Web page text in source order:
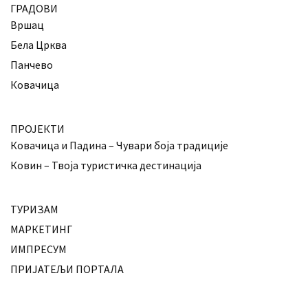
ГРАДОВИ
Вршац
Бела Црква
Панчево
Ковачица
ПРОЈЕКТИ
Ковачица и Падина – Чувари боја традиције
Ковин – Твоја туристичка дестинација
ТУРИЗАМ
МАРКЕТИНГ
ИМПРЕСУМ
ПРИЈАТЕЉИ ПОРТАЛА